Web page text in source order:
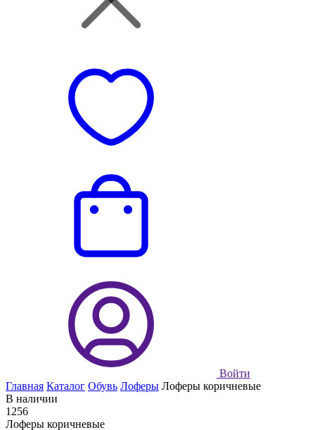
Войти
Главная Каталог Обувь Лоферы Лоферы коричневые
В наличии
1256
Лоферы коричневые